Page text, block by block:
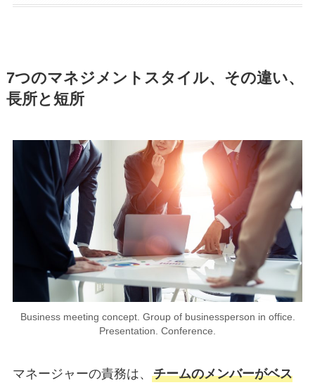
7つのマネジメントスタイル、その違い、
長所と短所
Business meeting concept. Group of businessperson in office.
Presentation. Conference.
マネージャーの責務は、 チームのメンバーがベス